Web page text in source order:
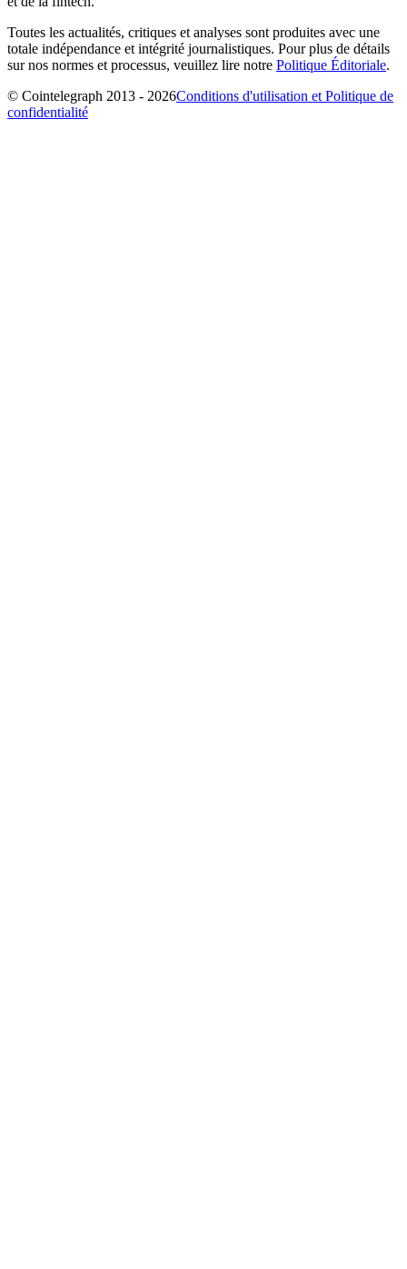
Toutes les actualités, critiques et analyses sont produites avec une
totale indépendance et intégrité journalistiques. Pour plus de détails
sur nos normes et processus, veuillez lire notre Politique Éditoriale.
© Cointelegraph 2013 - 2026Conditions d'utilisation et Politique de
confidentialité